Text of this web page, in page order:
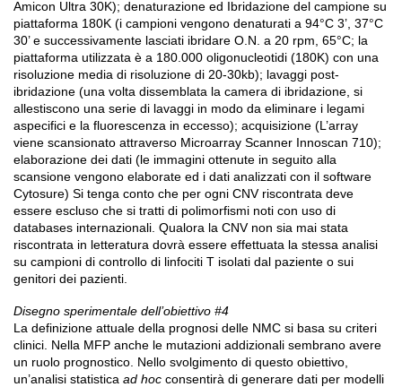
Amicon Ultra 30K); denaturazione ed Ibridazione del campione su
piattaforma 180K (i campioni vengono denaturati a 94°C 3’, 37°C
30’ e successivamente lasciati ibridare O.N. a 20 rpm, 65°C; la
piattaforma utilizzata è a 180.000 oligonucleotidi (180K) con una
risoluzione media di risoluzione di 20-30kb); lavaggi post-
ibridazione (una volta dissemblata la camera di ibridazione, si
allestiscono una serie di lavaggi in modo da eliminare i legami
aspecifici e la fluorescenza in eccesso); acquisizione (L’array
viene scansionato attraverso Microarray Scanner Innoscan 710);
elaborazione dei dati (le immagini ottenute in seguito alla
scansione vengono elaborate ed i dati analizzati con il software
Cytosure) Si tenga conto che per ogni CNV riscontrata deve
essere escluso che si tratti di polimorfismi noti con uso di
databases internazionali. Qualora la CNV non sia mai stata
riscontrata in letteratura dovrà essere effettuata la stessa analisi
su campioni di controllo di linfociti T isolati dal paziente o sui
genitori dei pazienti.
Disegno sperimentale dell’obiettivo #4
La definizione attuale della prognosi delle NMC si basa su criteri
clinici. Nella MFP anche le mutazioni addizionali sembrano avere
un ruolo prognostico. Nello svolgimento di questo obiettivo,
un’analisi statistica ad hoc consentirà di generare dati per modelli